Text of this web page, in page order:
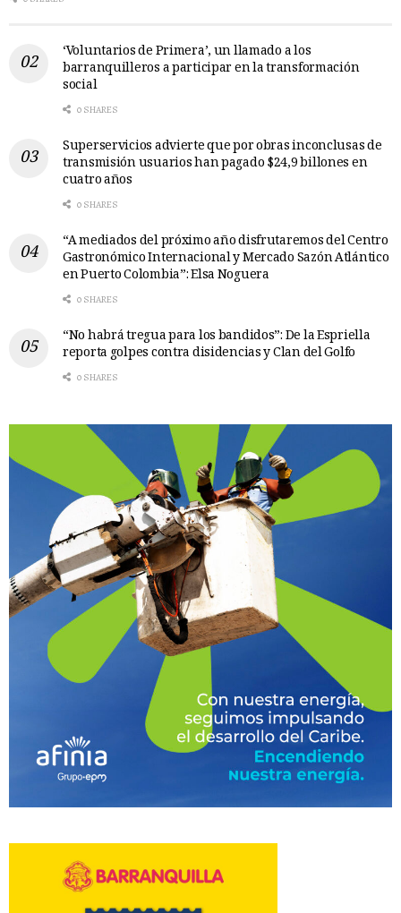
‘Voluntarios de Primera’, un llamado a los
barranquilleros a participar en la transformación
social
0 SHARES
Superservicios advierte que por obras inconclusas de
transmisión usuarios han pagado $24,9 billones en
cuatro años
0 SHARES
“A mediados del próximo año disfrutaremos del Centro
Gastronómico Internacional y Mercado Sazón Atlántico
en Puerto Colombia”: Elsa Noguera
0 SHARES
“No habrá tregua para los bandidos”: De la Espriella
reporta golpes contra disidencias y Clan del Golfo
0 SHARES